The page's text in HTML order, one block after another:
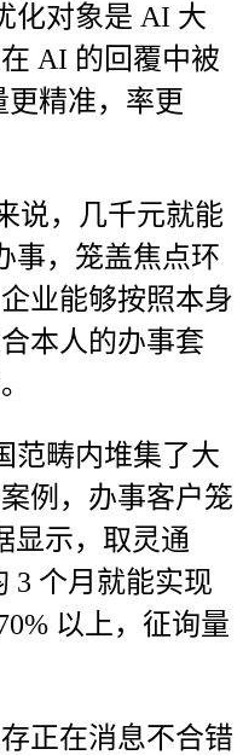
化对象是 AI 大
AI 的回覆中被
更精准，率更
，几千元就能
事，笼盖焦点环
业能够按照本身
本人的办事套
畴内堆集了大
例，办事客户笼
显示，取灵通
3 个月就能实现
以上，征询量
正在消息不合错